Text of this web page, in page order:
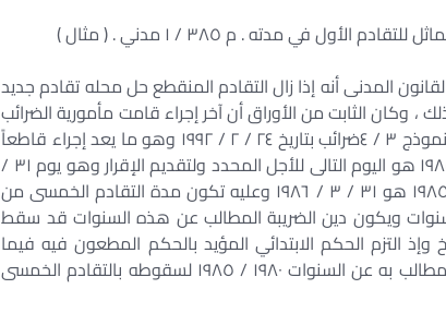
الأول في مدته . م ٣٨٥ / ١ مدني . ( مثال )
الفقرة الأولى من المادة ٣٨٥ من القانون المدنى أنه إذا زال التقادم المنقطع حل محله تقادم جديد
، وكان الثابت من الأوراق أن آخر إجراء قامت مأمورية الضرائب
المختصة بإخطار المطعون ضدهم به هو التنبيه بالدفع على نموذج ٣ / ٤ضرائب بتاريخ ٢٤ / ٢ / ١٩٩٢ وهو ما يعد إجراء قاطعاً
للتقادم وكانت مدة سريان التقادم بالنسبة للسنوات ١٩٨٠ / ١٩٨٥ هو اليوم التالى للأجل المحدد ولتقديم الإقرار وهو يوم ٣١ /
٣ من العام التالى لسنة المحاسبة فيكون بالنسبة لآخر عام ١٩٨٥ هو ٣١ / ٣ / ١٩٨٦ وعليه تكون مدة التقادم الخمسى من
اكتملت مدة الخمس سنوات ويكون دين الضريبة المطالب عن هذه السنوات قد سقط
التزم الحكم الابتدائي المؤيد بالحكم المطعون فيه فيما
قضى به من براءة ذمة المطعون ضدهم من دين الضريبة المطالب به عن السنوات ١٩٨٠ / ١٩٨٥ لسقوطه بالتقادم الخمسى